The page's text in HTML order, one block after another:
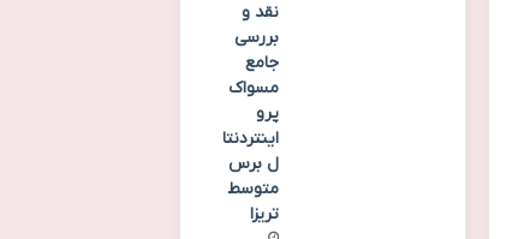
نقد و
بررسی
جامع
مسواک
پرو
اینتردنتا
ل برس
متوسط
تریزا